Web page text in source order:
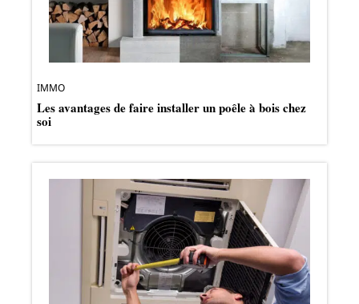
IMMO
Les avantages de faire installer un poêle à bois chez
soi